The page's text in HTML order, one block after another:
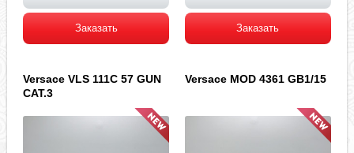
Заказать Заказать
Versace VLS 111C 57 GUN
CAT.3
Versace MOD 4361 GB1/15